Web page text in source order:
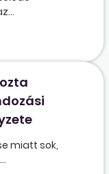
miatt sok,